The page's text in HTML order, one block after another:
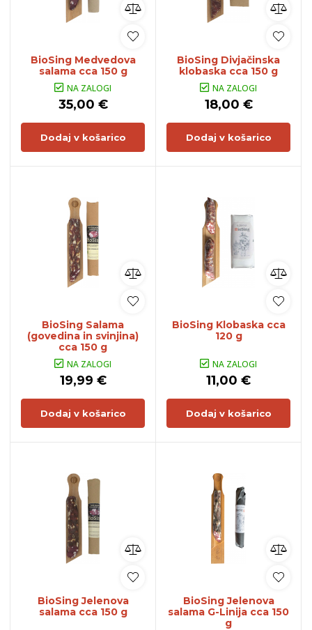
BioSing Medvedova
salama cca 150 g
NA ZALOGI
35,00 €
Dodaj v košarico
BioSing Divjačinska
klobaska cca 150 g
NA ZALOGI
18,00 €
Dodaj v košarico
BioSing Salama
(govedina in svinjina)
cca 150 g
NA ZALOGI
19,99 €
Dodaj v košarico
BioSing Klobaska cca
120 g
NA ZALOGI
11,00 €
Dodaj v košarico
BioSing Jelenova
salama cca 150 g
BioSing Jelenova
salama G-Linija cca 150
g